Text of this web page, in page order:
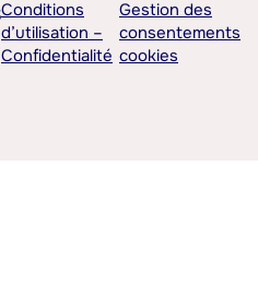
Conditions
d’utilisation –
Confidentialité
Gestion des
consentements
cookies